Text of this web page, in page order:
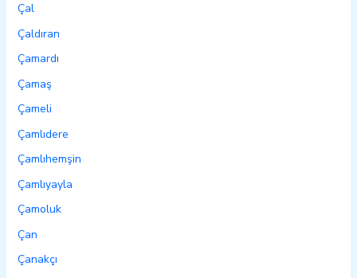
Çal
Çaldıran
Çamardı
Çamaş
Çameli
Çamlıdere
Çamlıhemşin
Çamlıyayla
Çamoluk
Çan
Çanakçı